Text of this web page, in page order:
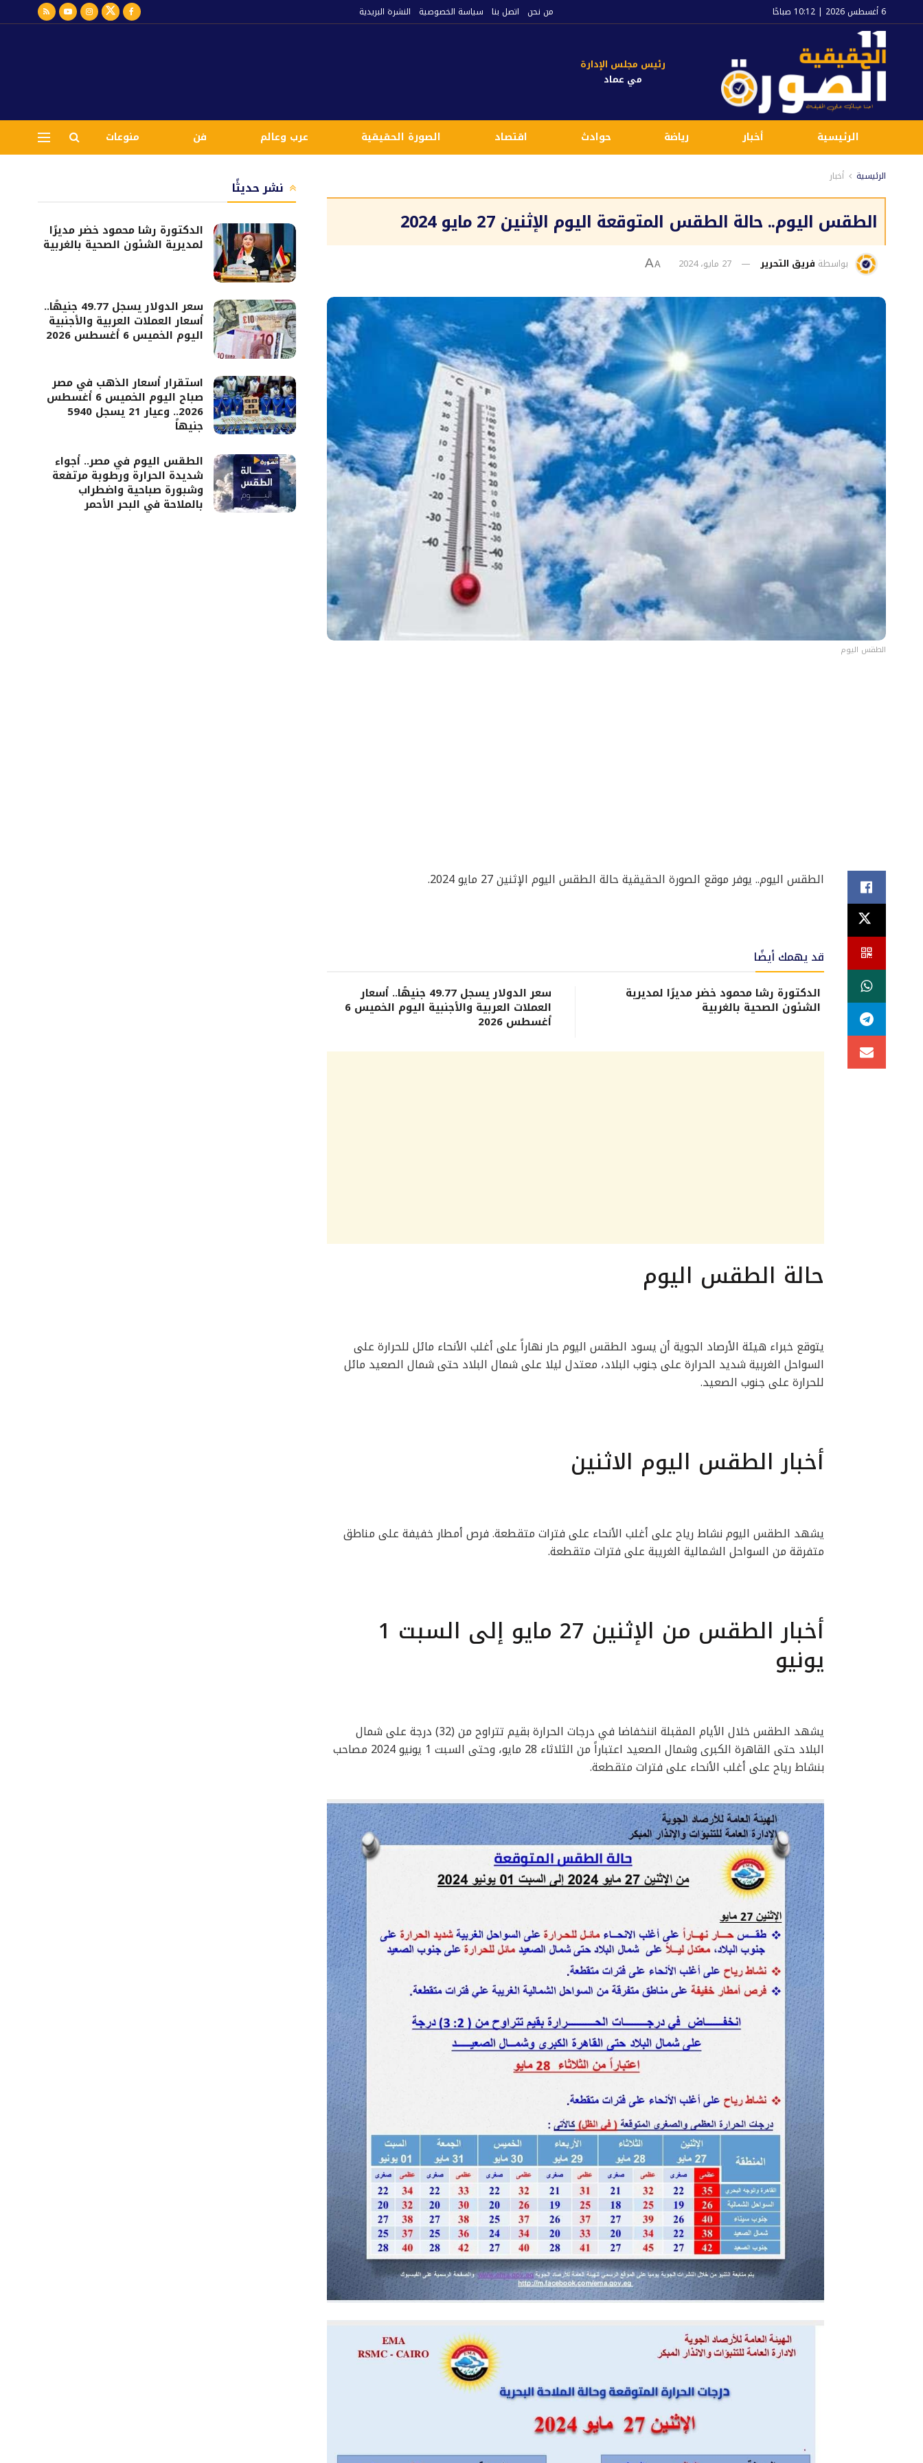
6 أغسطس 2026 | 10:12 صباحًا من نحن اتصل بنا سياسة الخصوصية النشرة البريدية
رئيس مجلس الإدارة
مي عماد
الرئيسية أخبار رياضة حوادث اقتصاد الصورة الحقيقية عرب وعالم فن منوعات
الرئيسية أخبار
الطقس اليوم.. حالة الطقس المتوقعة اليوم الإثنين 27 مايو 2024
بواسطة فريق التحرير 27 مايو، 2024 A
A
الطقس اليوم
الطقس اليوم.. يوفر موقع الصورة الحقيقية حالة الطقس اليوم الإثنين 27 مايو 2024.
قد يهمك أيضًا
الدكتورة رشا محمود خضر مديرًا لمديرية
الشئون الصحية بالغربية
سعر الدولار يسجل 49.77 جنيهًا.. أسعار
العملات العربية والأجنبية اليوم الخميس 6
أغسطس 2026
حالة الطقس اليوم
يتوقع خبراء هيئة الأرصاد الجوية أن يسود الطقس اليوم حار نهاراً على أغلب الأنحاء مائل للحرارة على
السواحل الغربية شديد الحرارة على جنوب البلاد، معتدل ليلا على شمال البلاد حتى شمال الصعيد مائل
للحرارة على جنوب الصعيد.
أخبار الطقس اليوم الاثنين
يشهد الطقس اليوم نشاط رياح على أغلب الأنحاء على فترات متقطعة. فرص أمطار خفيفة على مناطق
متفرقة من السواحل الشمالية الغريبة على فترات متقطعة.
أخبار الطقس من الإثنين 27 مايو إلى السبت 1
يونيو
يشهد الطقس خلال الأيام المقبلة اننخفاضا في درجات الحرارة بقيم تتراوح من (32) درجة على شمال
البلاد حتى القاهرة الكبرى وشمال الصعيد اعتباراً من الثلاثاء 28 مايو، وحتى السبت 1 يونيو 2024 مصاحب
بنشاط رياح على أغلب الأنحاء على فترات متقطعة.
نشر حديثًا
الدكتورة رشا محمود خضر مديرًا
لمديرية الشئون الصحية بالغربية
سعر الدولار يسجل 49.77 جنيهًا..
أسعار العملات العربية والأجنبية
اليوم الخميس 6 أغسطس 2026
استقرار أسعار الذهب في مصر
صباح اليوم الخميس 6 أغسطس
2026.. وعيار 21 يسجل 5940
جنيهاً
الطقس اليوم في مصر.. أجواء
شديدة الحرارة ورطوبة مرتفعة
وشبورة صباحية واضطراب
بالملاحة في البحر الأحمر